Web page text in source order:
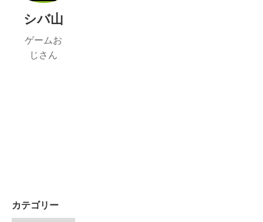
シバ山
ゲームお
じさん
カテゴリー